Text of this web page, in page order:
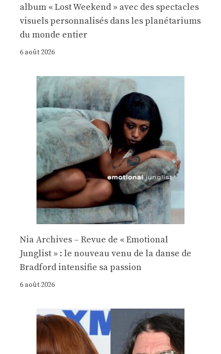
album « Lost Weekend » avec des spectacles
visuels personnalisés dans les planétariums
du monde entier
6 août 2026
Nia Archives – Revue de « Emotional
Junglist » : le nouveau venu de la danse de
Bradford intensifie sa passion
6 août 2026